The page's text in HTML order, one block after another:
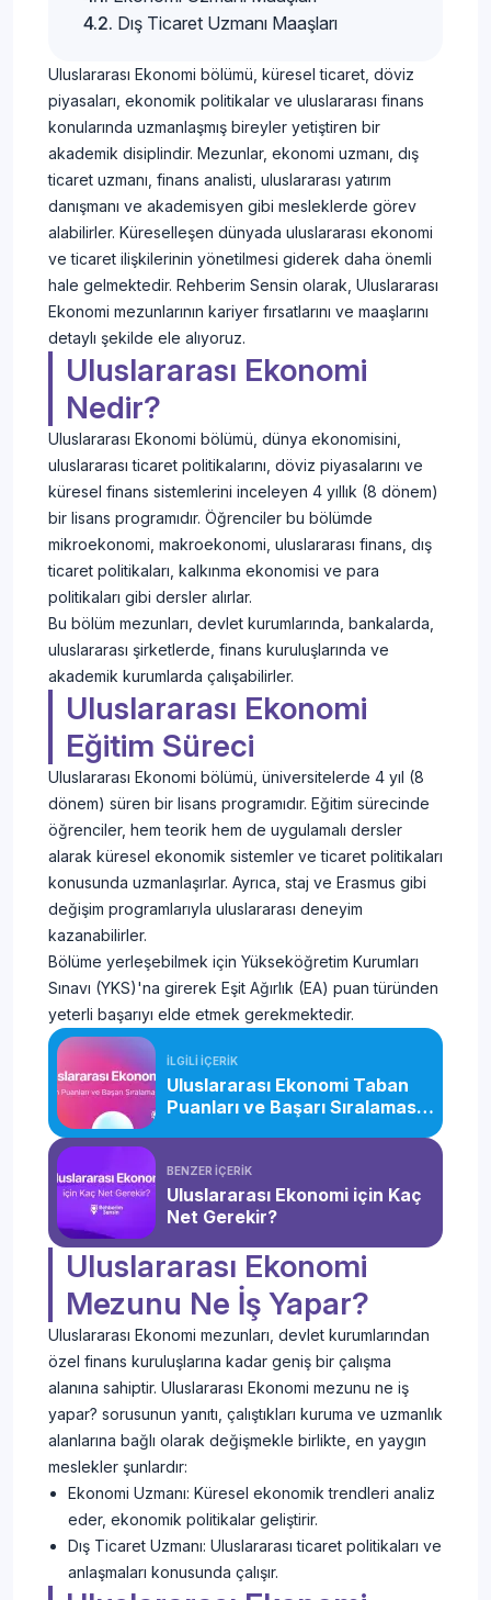
Dış Ticaret Uzmanı Maaşları
Uluslararası Ekonomi bölümü, küresel ticaret, döviz
piyasaları, ekonomik politikalar ve uluslararası finans
konularında uzmanlaşmış bireyler yetiştiren bir
akademik disiplindir. Mezunlar, ekonomi uzmanı, dış
ticaret uzmanı, finans analisti, uluslararası yatırım
danışmanı ve akademisyen gibi mesleklerde görev
alabilirler. Küreselleşen dünyada uluslararası ekonomi
ve ticaret ilişkilerinin yönetilmesi giderek daha önemli
hale gelmektedir. Rehberim Sensin olarak, Uluslararası
Ekonomi mezunlarının kariyer fırsatlarını ve maaşlarını
detaylı şekilde ele alıyoruz.
Uluslararası Ekonomi
Nedir?
Uluslararası Ekonomi bölümü, dünya ekonomisini,
uluslararası ticaret politikalarını, döviz piyasalarını ve
küresel finans sistemlerini inceleyen 4 yıllık (8 dönem)
bir lisans programıdır. Öğrenciler bu bölümde
mikroekonomi, makroekonomi, uluslararası finans, dış
ticaret politikaları, kalkınma ekonomisi ve para
politikaları gibi dersler alırlar.
Bu bölüm mezunları, devlet kurumlarında, bankalarda,
uluslararası şirketlerde, finans kuruluşlarında ve
akademik kurumlarda çalışabilirler.
Uluslararası Ekonomi
Eğitim Süreci
Uluslararası Ekonomi bölümü, üniversitelerde 4 yıl (8
dönem) süren bir lisans programıdır. Eğitim sürecinde
öğrenciler, hem teorik hem de uygulamalı dersler
alarak küresel ekonomik sistemler ve ticaret politikaları
konusunda uzmanlaşırlar. Ayrıca, staj ve Erasmus gibi
değişim programlarıyla uluslararası deneyim
kazanabilirler.
Bölüme yerleşebilmek için Yükseköğretim Kurumları
Sınavı (YKS)'na girerek Eşit Ağırlık (EA) puan türünden
yeterli başarıyı elde etmek gerekmektedir.
İLGİLİ İÇERİK
Uluslararası Ekonomi Taban
Puanları ve Başarı Sıralaması
BENZER İÇERİK
Uluslararası Ekonomi için Kaç
Net Gerekir?
Uluslararası Ekonomi
Mezunu Ne İş Yapar?
Uluslararası Ekonomi mezunları, devlet kurumlarından
özel finans kuruluşlarına kadar geniş bir çalışma
alanına sahiptir. Uluslararası Ekonomi mezunu ne iş
yapar? sorusunun yanıtı, çalıştıkları kuruma ve uzmanlık
alanlarına bağlı olarak değişmekle birlikte, en yaygın
meslekler şunlardır:
Ekonomi Uzmanı: Küresel ekonomik trendleri analiz
eder, ekonomik politikalar geliştirir.
Dış Ticaret Uzmanı: Uluslararası ticaret politikaları ve
anlaşmaları konusunda çalışır.